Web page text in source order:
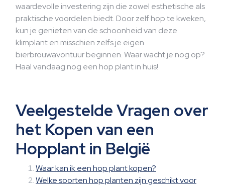
waardevolle investering zijn die zowel esthetische als
praktische voordelen biedt. Door zelf hop te kweken,
kun je genieten van de schoonheid van deze
klimplant en misschien zelfs je eigen
bierbrouwavontuur beginnen. Waar wacht je nog op?
Haal vandaag nog een hop plant in huis!
Veelgestelde Vragen over
het Kopen van een
Hopplant in België
Waar kan ik een hop plant kopen?
Welke soorten hop planten zijn geschikt voor